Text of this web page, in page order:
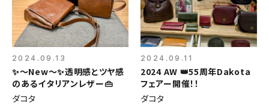
2024.09.13
✨〜New〜✨透明感とツヤ感
のあるイタリアンレザー👜
ダコタ
2024.09.11
2024 AW 👑55周年Dakota
フェアー開催！！
ダコタ